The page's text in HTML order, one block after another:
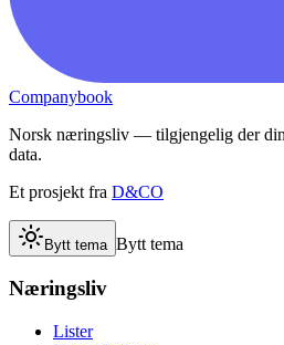
Companybook
Norsk næringsliv — tilgjengelig der
data.
Et prosjekt fra D&CO
Bytt tema Bytt tema
Næringsliv
Lister